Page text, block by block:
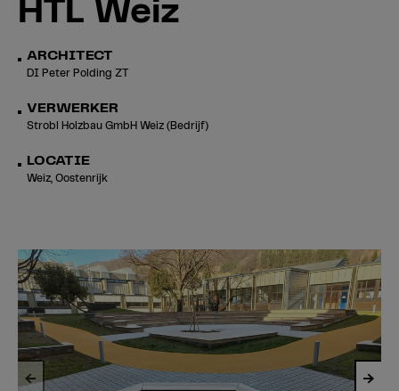
HTL Weiz
ARCHITECT
DI Peter Polding ZT
VERWERKER
Strobl Holzbau GmbH Weiz (Bedrijf)
LOCATIE
Weiz, Oostenrijk